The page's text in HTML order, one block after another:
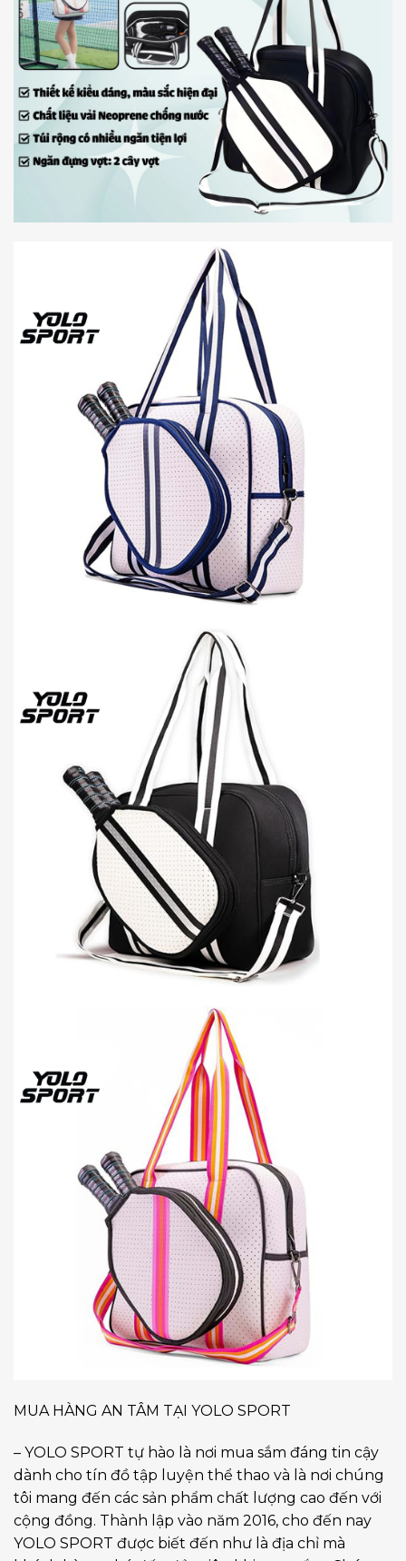
MUA HÀNG AN TÂM TẠI YOLO SPORT
– YOLO SPORT tự hào là nơi mua sắm đáng tin cậy
dành cho tín đồ tập luyện thể thao và là nơi chúng
tôi mang đến các sản phẩm chất lượng cao đến với
cộng đồng. Thành lập vào năm 2016, cho đến nay
YOLO SPORT được biết đến như là địa chỉ mà